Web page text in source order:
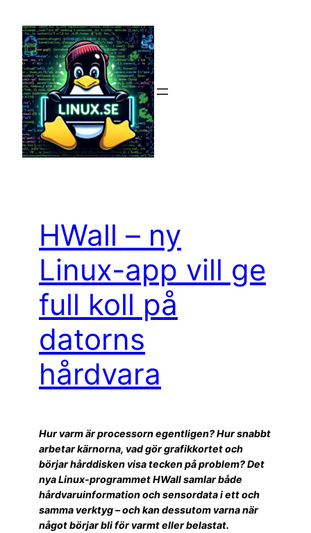
innehåll
HWall – ny
Linux-app vill ge
full koll på
datorns
hårdvara
Hur varm är processorn egentligen? Hur snabbt
arbetar kärnorna, vad gör grafikkortet och
börjar hårddisken visa tecken på problem? Det
nya Linux-programmet HWall samlar både
hårdvaruinformation och sensordata i ett och
samma verktyg – och kan dessutom varna när
något börjar bli för varmt eller belastat.